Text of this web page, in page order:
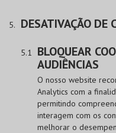
DESATIVAÇÃO DE
BLOQUEAR
AUDIÊNCIAS
O nosso website
Analytics com a
permitindo
interagem com os
melhorar o